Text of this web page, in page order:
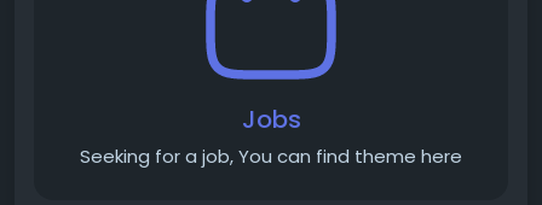
Jobs
Seeking for a job, You can find theme here